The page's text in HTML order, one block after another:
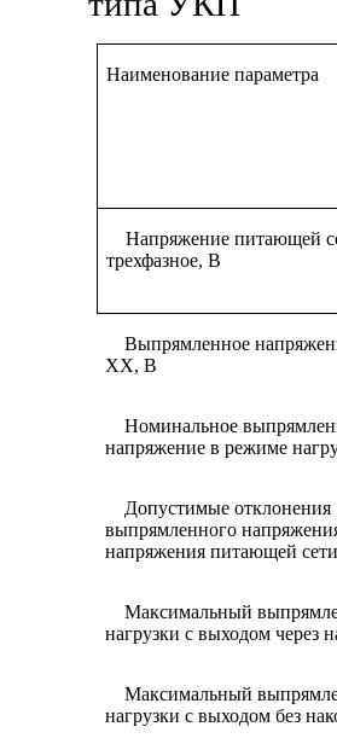
Наименование параметра
Напряжение питающей
трехфазное, В
Выпрямленное
ХХ, В
Номинальное
напряжение в режиме
Допустимые отклонения
выпрямленного
напряжения питающей
Максимальный
нагрузки с выходом через
Максимальный
нагрузки с выходом без